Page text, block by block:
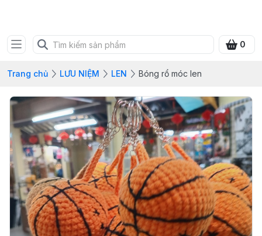
0
Trang chủ LƯU NIỆM LEN Bóng rổ móc len